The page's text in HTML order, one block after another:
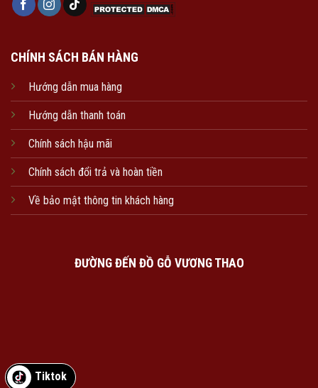
CHÍNH SÁCH BÁN HÀNG
Hướng dẫn mua hàng
Hướng dẫn thanh toán
Chính sách hậu mãi
Chính sách đổi trả và hoàn tiền
Về bảo mật thông tin khách hàng
ĐƯỜNG ĐẾN ĐỒ GỖ VƯƠNG THAO
Tiktok